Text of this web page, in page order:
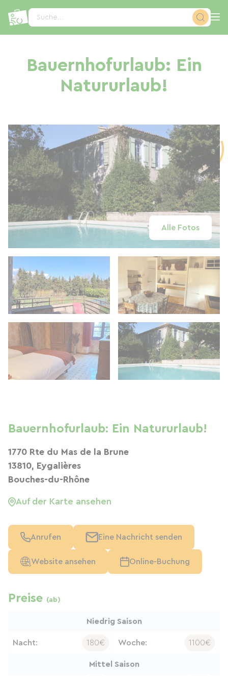
Suche...
Bauernhofurlaub: Ein
Natururlaub!
Alle Fotos
Bauernhofurlaub: Ein Natururlaub!
1770 Rte du Mas de la Brune
13810, Eygalières
Bouches-du-Rhône
Auf der Karte ansehen
Anrufen Eine Nachricht senden
Website ansehen Online-Buchung
Preise (ab)
Niedrig Saison
Nacht: 180€ Woche: 1100€
Mittel Saison
Cookie-Einstellungen